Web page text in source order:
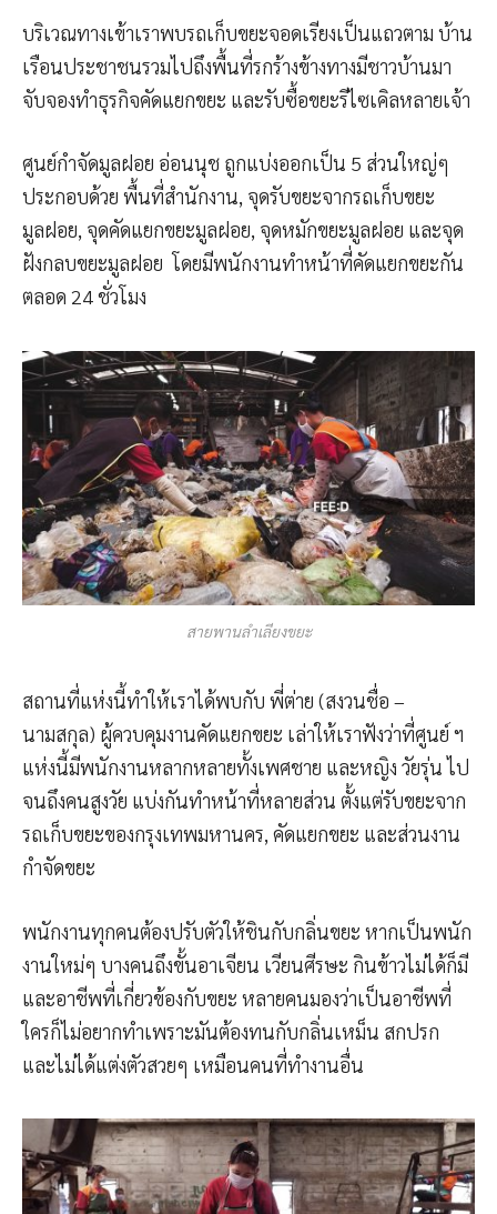
บริเวณทางเข้าเราพบรถเก็บขยะจอดเรียงเป็นแถวตาม บ้าน
เรือนประชาชนรวมไปถึงพื้นที่รกร้างข้างทางมีชาวบ้านมา
จับจองทำธุรกิจคัดแยกขยะ และรับซื้อขยะรีไซเคิลหลายเจ้า
ศูนย์กำจัดมูลฝอย อ่อนนุช ถูกแบ่งออกเป็น 5 ส่วนใหญ่ๆ
ประกอบด้วย พื้นที่สำนักงาน, จุดรับขยะจากรถเก็บขยะ
มูลฝอย, จุดคัดแยกขยะมูลฝอย, จุดหมักขยะมูลฝอย และจุด
ฝังกลบขยะมูลฝอย โดยมีพนักงานทำหน้าที่คัดแยกขยะกัน
ตลอด 24 ชั่วโมง
สายพานลำเลียงขยะ
สถานที่แห่งนี้ทำให้เราได้พบกับ พี่ต่าย (สงวนชื่อ –
นามสกุล) ผู้ควบคุมงานคัดแยกขยะ เล่าให้เราฟังว่าที่ศูนย์ ฯ
แห่งนี้มีพนักงานหลากหลายทั้งเพศชาย และหญิง วัยรุ่น ไป
จนถึงคนสูงวัย แบ่งกันทำหน้าที่หลายส่วน ตั้งแต่รับขยะจาก
รถเก็บขยะของกรุงเทพมหานคร, คัดแยกขยะ และส่วนงาน
กำจัดขยะ
พนักงานทุกคนต้องปรับตัวให้ชินกับกลิ่นขยะ หากเป็นพนัก
งานใหม่ๆ บางคนถึงขั้นอาเจียน เวียนศีรษะ กินข้าวไม่ได้ก็มี
และอาชีพที่เกี่ยวข้องกับขยะ หลายคนมองว่าเป็นอาชีพที่
ใครก็ไม่อยากทำเพราะมันต้องทนกับกลิ่นเหม็น สกปรก
และไม่ได้แต่งตัวสวยๆ เหมือนคนที่ทำงานอื่น